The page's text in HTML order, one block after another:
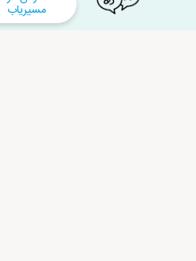
مسیریاب